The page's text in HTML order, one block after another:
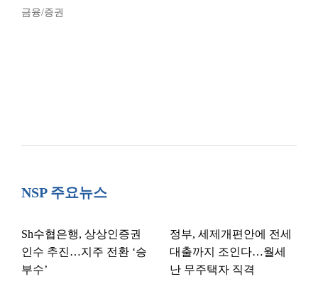
금융/증권
NSP 주요뉴스
Sh수협은행, 상상인증권
인수 추진…지주 전환 ‘승
부수’
정부, 세제개편안에 전세
대출까지 조인다…월세
난 무주택자 직격